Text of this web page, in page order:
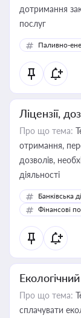
дотримання
послуг
Паливно-
Ліцензії,
Про що тема:
отримання,
дозволів,
діяльності
Банківська
Фінансові
Про що тема:
сплачувати